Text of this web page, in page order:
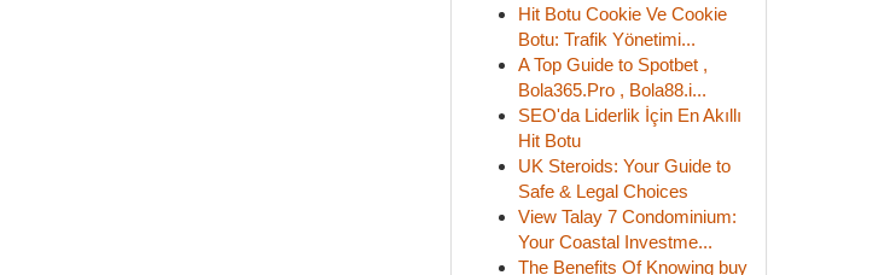
Hit Botu Cookie Ve Cookie
Botu: Trafik Yönetimi...
A Top Guide to Spotbet ,
Bola365.Pro , Bola88.i...
SEO'da Liderlik İçin En Akıllı
Hit Botu
UK Steroids: Your Guide to
Safe & Legal Choices
View Talay 7 Condominium:
Your Coastal Investme...
The Benefits Of Knowing buy